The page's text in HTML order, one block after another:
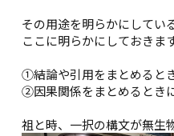
その用途を明らかにしてい
ここに明らかにしておきます
①結論や引用をまとめるとき
②因果関係をまとめるときに
祖と時、一択の構文が無生